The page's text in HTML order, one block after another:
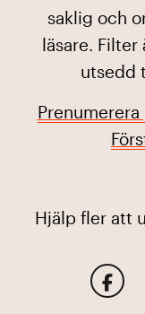
saklig och
läsare.
utsedd
Hjälp fler att